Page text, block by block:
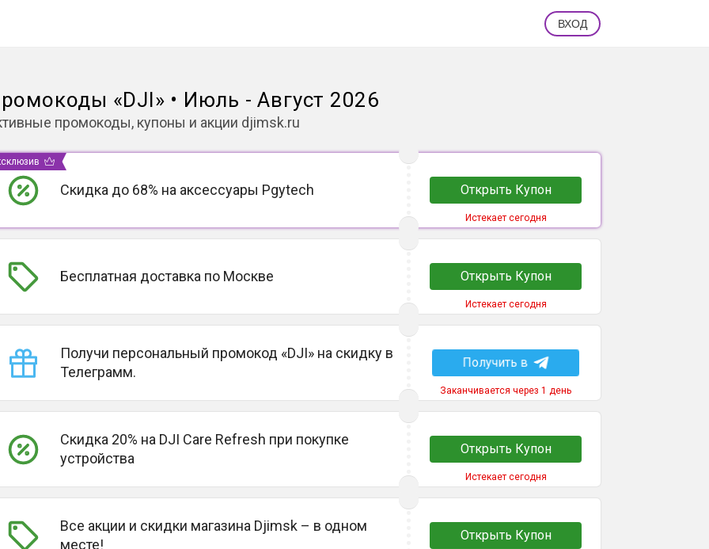
ВХОД
«DJI» • Июль - Август 2026
промокоды, купоны и акции djimsk.ru
Скидка до 68% на аксессуары Pgytech Открыть Купон
Истекает сегодня
Бесплатная доставка по Москве Открыть Купон
Истекает сегодня
Получи персональный промокод «DJI» на скидку в
Телеграмм.
Получить в
Заканчивается через 1 день
Скидка 20% на DJI Care Refresh при покупке
устройства
Открыть Купон
Истекает сегодня
Все акции и скидки магазина Djimsk – в одном
месте!
Открыть Купон